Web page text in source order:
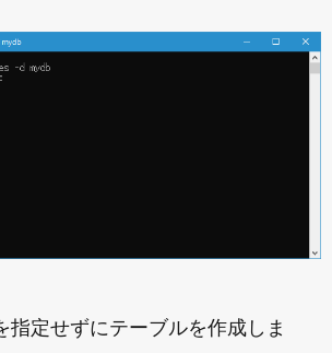
指定せずにテーブルを作成しま